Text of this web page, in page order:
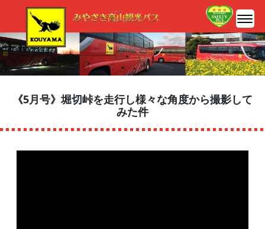
《5月号》堀切峠を走行し様々な角度から撮影して
みた件